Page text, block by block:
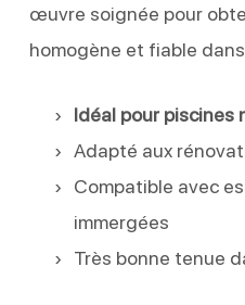
œuvre soignée pour
homogène et fiable
Idéal pour piscines
Adapté aux
Compatible avec
immergées
Très bonne tenue